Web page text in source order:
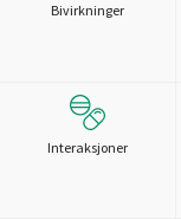
Bivirkninger
Interaksjoner